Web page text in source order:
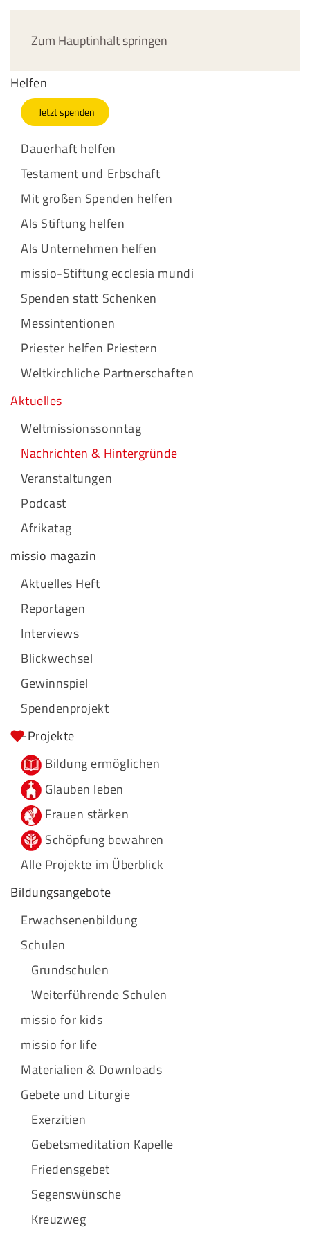
Zum Hauptinhalt springen
Helfen
Jetzt spenden
Dauerhaft helfen
Testament und Erbschaft
Mit großen Spenden helfen
Als Stiftung helfen
Als Unternehmen helfen
missio-Stiftung ecclesia mundi
Spenden statt Schenken
Messintentionen
Priester helfen Priestern
Weltkirchliche Partnerschaften
Aktuelles
Weltmissionssonntag
Nachrichten & Hintergründe
Veranstaltungen
Podcast
Afrikatag
missio magazin
Aktuelles Heft
Reportagen
Interviews
Blickwechsel
Gewinnspiel
Spendenprojekt
-Projekte
Bildung ermöglichen
Glauben leben
Frauen stärken
Schöpfung bewahren
Alle Projekte im Überblick
Bildungsangebote
Erwachsenenbildung
Schulen
Grundschulen
Weiterführende Schulen
missio for kids
missio for life
Materialien & Downloads
Gebete und Liturgie
Exerzitien
Gebetsmeditation Kapelle
Friedensgebet
Segenswünsche
Kreuzweg